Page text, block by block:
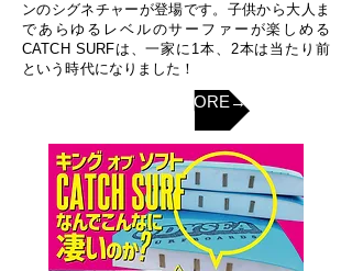
ンのシグネチャーが登場です。子供から大人ま
であらゆるレベルのサーファーが楽しめる
CATCH SURFは、一家に1本、2本は当たり前
という時代になりました！
ONLINE STORE→